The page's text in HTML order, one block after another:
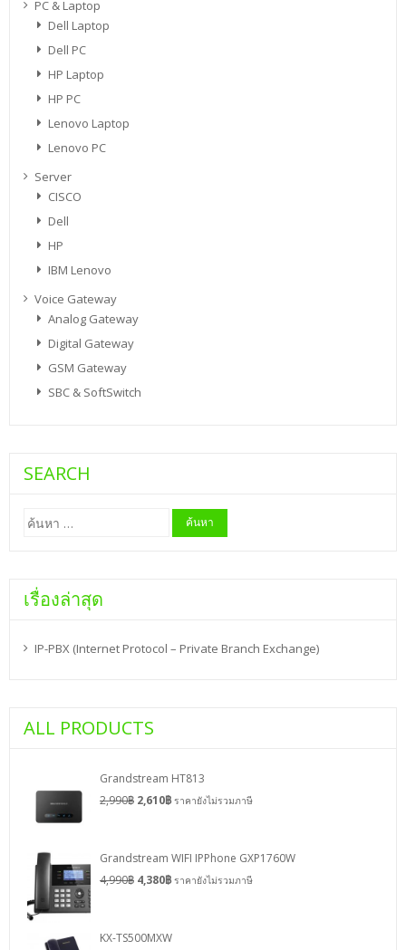
PC & Laptop
Dell Laptop
Dell PC
HP Laptop
HP PC
Lenovo Laptop
Lenovo PC
Server
CISCO
Dell
HP
IBM Lenovo
Voice Gateway
Analog Gateway
Digital Gateway
GSM Gateway
SBC & SoftSwitch
SEARCH
ค้นหา
สำหรับ:
เรื่องล่าสุด
IP-PBX (Internet Protocol – Private Branch Exchange)
ALL PRODUCTS
Grandstream HT813
2,990฿ 2,610฿ ราคายังไม่รวมภาษี
Grandstream WIFI IPPhone GXP1760W
4,990฿ 4,380฿ ราคายังไม่รวมภาษี
KX-TS500MXW